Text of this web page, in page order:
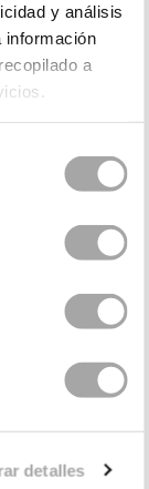
y análisis
información
a
detalles